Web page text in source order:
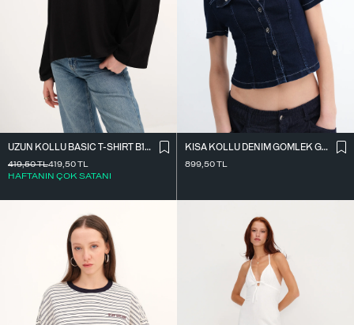
UZUN KOLLU BASIC T-SHIRT B10571
419,50TL
HAFTANIN ÇOK SATANI
419,50TL
KISA KOLLU DENIM GÖMLEK G17600
899,50TL